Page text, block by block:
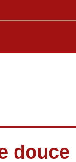
douce